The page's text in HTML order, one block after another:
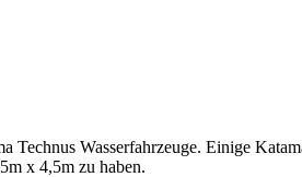
Technus Wasserfahrzeuge. Einige
x 4,5m zu haben.